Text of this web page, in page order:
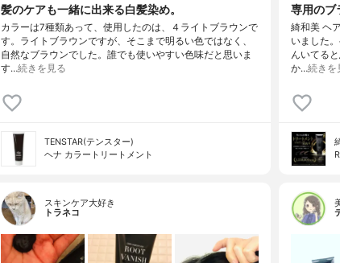
髪のケアも一緒に出来る白髪染め。
カラーは7種類あって、使用したのは、４ライトブラウンで
す。ライトブラウンですが、そこまで明るい色ではなく、
自然なブラウンでした。誰でも使いやすい色味だと思いま
す…続きを見る
TENSTAR(テンスター)
ヘナ カラートリートメント
専用のブ
綺和美 ヘ
いました
んいてる
か…続きを
スキンケア大好き
トラネコ